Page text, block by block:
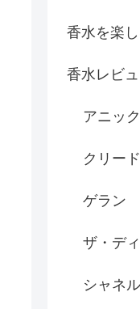
香水を楽
香水レビ
アニッ
クリード
ゲラン
ザ・デ
シャネル